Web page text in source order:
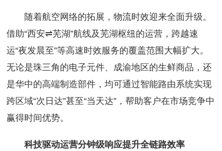
随着航空网络的拓展，物流时效迎来全面升级。
借助“西安⇌芜湖”航线及芜湖枢纽的运营，跨越速
运“夜发晨至”等高速时效服务的覆盖范围大幅扩大。
无论是珠三角的电子元件、成渝地区的生鲜商品，还
是华中的高端制造部件，均可通过智能路由系统实现
跨区域“次日达”甚至“当天达”，帮助客户在市场竞争中
赢得时间优势。
科技驱动运营分钟级响应提升全链路效率